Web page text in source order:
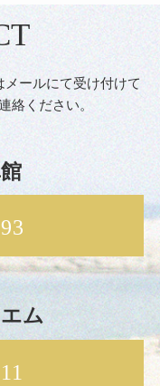
ールにて受け付けて
絡ください。
ム